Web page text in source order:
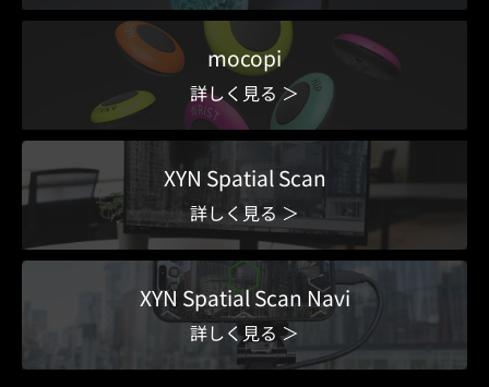
mocopi
詳しく見る ＞
XYN Spatial Scan
詳しく見る ＞
XYN Spatial Scan Navi
詳しく見る ＞